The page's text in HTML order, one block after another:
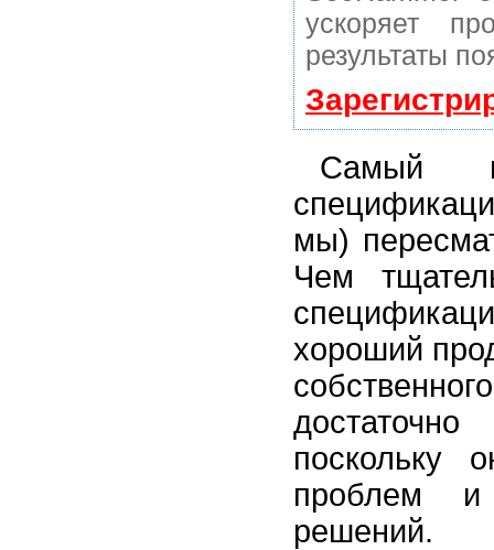
ускоряет
результаты
Самый
мы)
Чем
хороший
поскольку
проблем и
решений.